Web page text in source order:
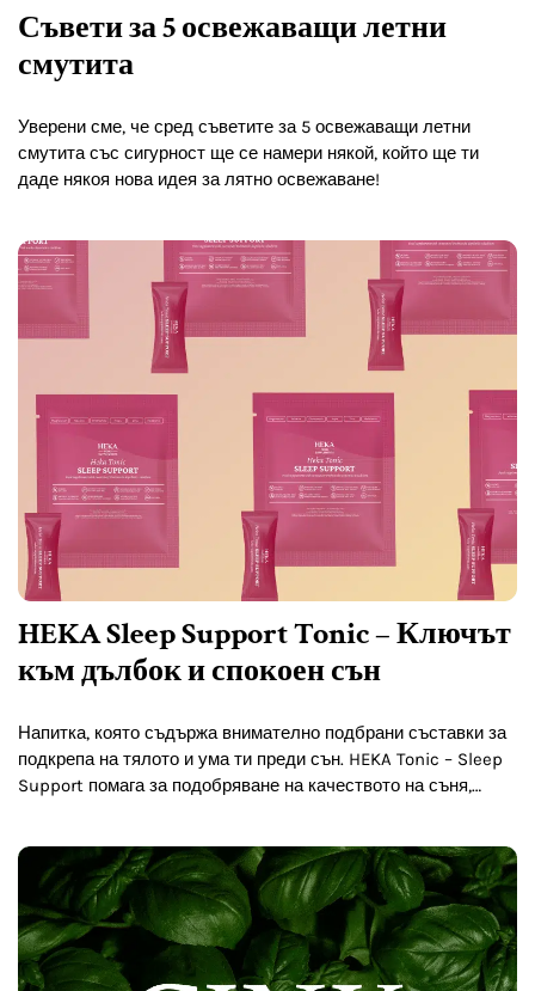
Съвети за 5 освежаващи летни
смутита
Уверени сме, че сред съветите за 5 освежаващи летни
смутита със сигурност ще се намери някой, който ще ти
даде някоя нова идея за лятно освежаване!
HEKA Sleep Support Tonic – Ключът
към дълбок и спокоен сън
Напитка, която съдържа внимателно подбрани съставки за
подкрепа на тялото и ума ти преди сън. HEKA Tonic – Sleep
Support помага за подобряване на качеството на съня,